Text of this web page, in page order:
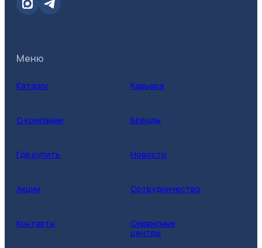
Меню
Каталог Карьера
О компании Бренды
Где купить Новости
Акции Сотрудничество
Контакты
Сервисные
центры